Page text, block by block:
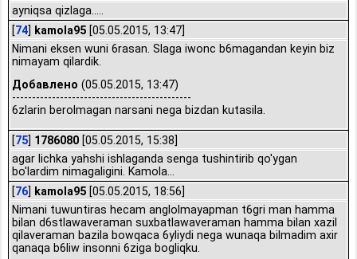
ayniqsa qizlaga.....
[74] kamola95 [05.05.2015, 13:47]
Nimani eksen wuni 6rasan. Slaga iwonc b6magandan keyin biz
nimayam qilardik.
Добавлено (05.05.2015, 13:47)
---------------------------------------------
6zlarin berolmagan narsani nega bizdan kutasila.
[75] 1786080 [05.05.2015, 15:38]
agar lichka yahshi ishlaganda senga tushintirib qo'ygan
bo'lardim nimagaligini. Kamola...
[76] kamola95 [05.05.2015, 18:56]
Nimani tuwuntiras hecam anglolmayapman t6gri man hamma
bilan d6stlawaveraman suxbatlawaveraman hamma bilan xazil
qilaveraman bazila bowqaca 6yliydi nega wunaqa bilmadim axir
qanaqa b6liw insonni 6ziga bogliqku.